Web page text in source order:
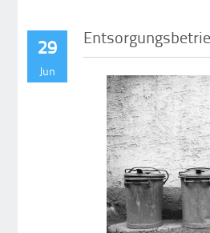
29
Jun